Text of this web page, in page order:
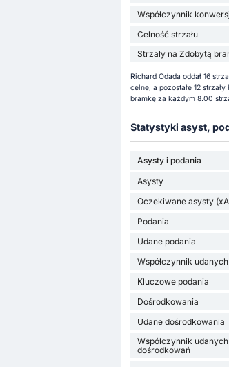
Współczynnik
Celność strzału
Strzały na Zdobytą
Richard Odada oddał 16
celne, a pozostałe 12
bramkę za każdym 8.00
Statystyki asyst,
Asysty i podania
Asysty
Oczekiwane asysty
Podania
Udane podania
Współczynnik
Kluczowe podania
Dośrodkowania
Udane dośrodkowania
Współczynnik udanych
dośrodkowań